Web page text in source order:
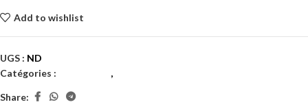
Add to wishlist
UGS : ND
Catégories :
,
Share: